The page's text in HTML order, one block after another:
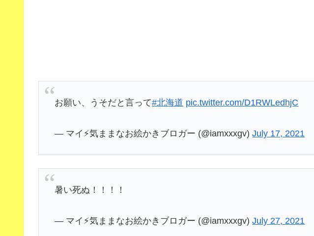
お願い、うそだと言って#北海道 pic.twitter.com/D1RWLedhjC
— マイ⚡️気ままなお絵かきブロガー (@iamxxxgv)July 17, 2021
暑い死ぬ！！！！
— マイ⚡️気ままなお絵かきブロガー (@iamxxxgv)July 27, 2021